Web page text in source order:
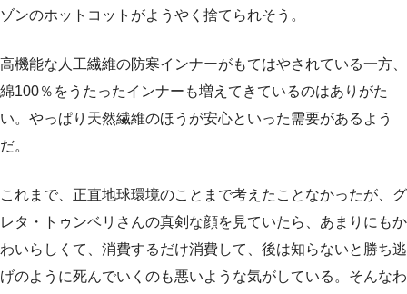
ゾンのホットコットがようやく捨てられそう。
高機能な人工繊維の防寒インナーがもてはやされている一方、
綿100％をうたったインナーも増えてきているのはありがた
い。やっぱり天然繊維のほうが安心といった需要があるよう
だ。
これまで、正直地球環境のことまで考えたことなかったが、グ
レタ・トゥンベリさんの真剣な顔を見ていたら、あまりにもか
わいらしくて、消費するだけ消費して、後は知らないと勝ち逃
げのように死んでいくのも悪いような気がしている。そんなわ